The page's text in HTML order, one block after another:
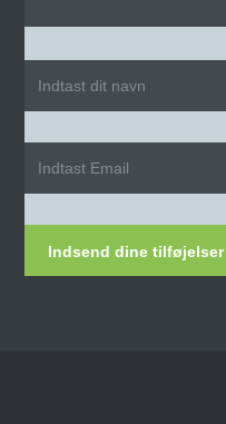
Indsend dine tilføjelser